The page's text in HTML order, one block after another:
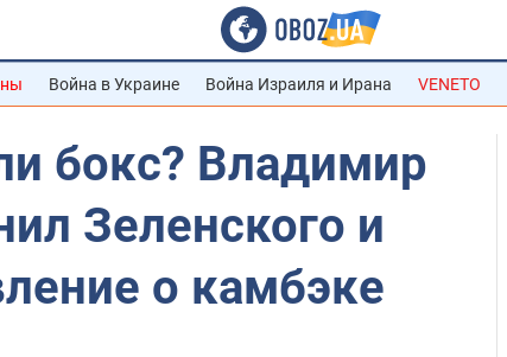
Война в Украине Война Израиля и Ирана VENETO
бокс? Владимир
Зеленского и
о камбэке